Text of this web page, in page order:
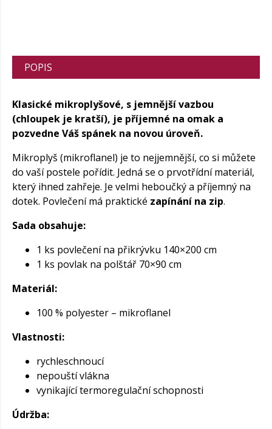
POPIS
Klasické mikroplyšové, s jemnější vazbou
(chloupek je kratší), je příjemné na omak a
pozvedne Váš spánek na novou úroveň.
Mikroplyš (mikroflanel) je to nejjemnější, co si můžete
do vaší postele pořídit. Jedná se o prvotřídní materiál,
který ihned zahřeje. Je velmi heboučký a příjemný na
dotek. Povlečení má praktické zapínání na zip.
Sada obsahuje:
1 ks povlečení na přikrývku 140×200 cm
1 ks povlak na polštář 70×90 cm
Materiál:
100 % polyester – mikroflanel
Vlastnosti:
rychleschnoucí
nepouští vlákna
vynikající termoregulační schopnosti
Údržba: